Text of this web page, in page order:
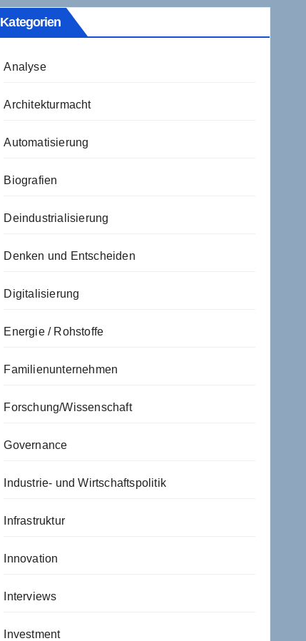
Kategorien
Analyse
Architekturmacht
Automatisierung
Biografien
Deindustrialisierung
Denken und Entscheiden
Digitalisierung
Energie / Rohstoffe
Familienunternehmen
Forschung/Wissenschaft
Governance
Industrie- und Wirtschaftspolitik
Infrastruktur
Innovation
Interviews
Investment